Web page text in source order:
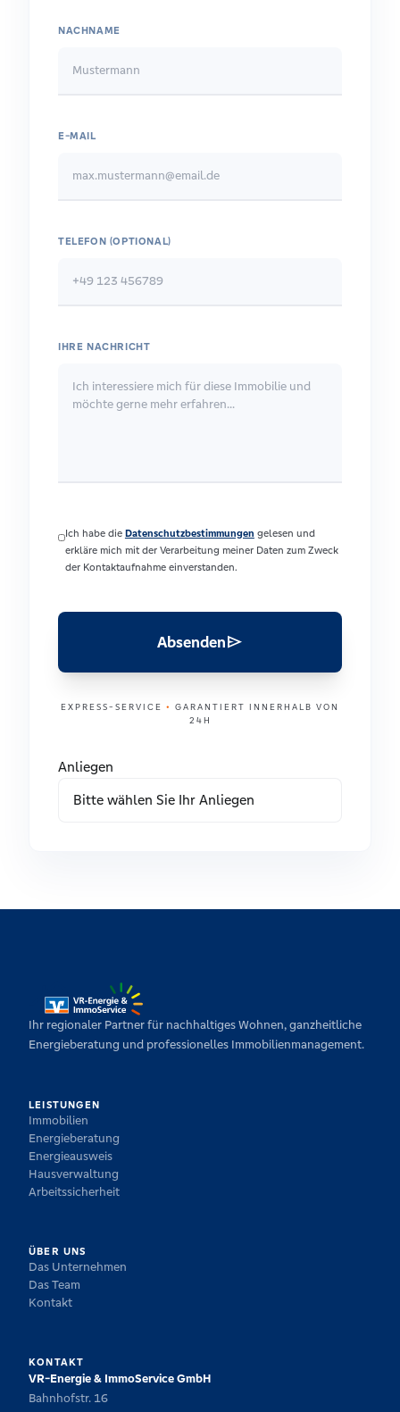
NACHNAME
E-MAIL
TELEFON (OPTIONAL)
IHRE NACHRICHT
Ich habe die Datenschutzbestimmungen gelesen und
erkläre mich mit der Verarbeitung meiner Daten zum Zweck
der Kontaktaufnahme einverstanden.
Absendensend
EXPRESS-SERVICE • GARANTIERT INNERHALB VON
24H
Anliegen
Ihr regionaler Partner für nachhaltiges Wohnen, ganzheitliche
Energieberatung und professionelles Immobilienmanagement.
LEISTUNGEN
Immobilien
Energieberatung
Energieausweis
Hausverwaltung
Arbeitssicherheit
ÜBER UNS
Das Unternehmen
Das Team
Kontakt
KONTAKT
VR-Energie & ImmoService GmbH
Bahnhofstr. 16